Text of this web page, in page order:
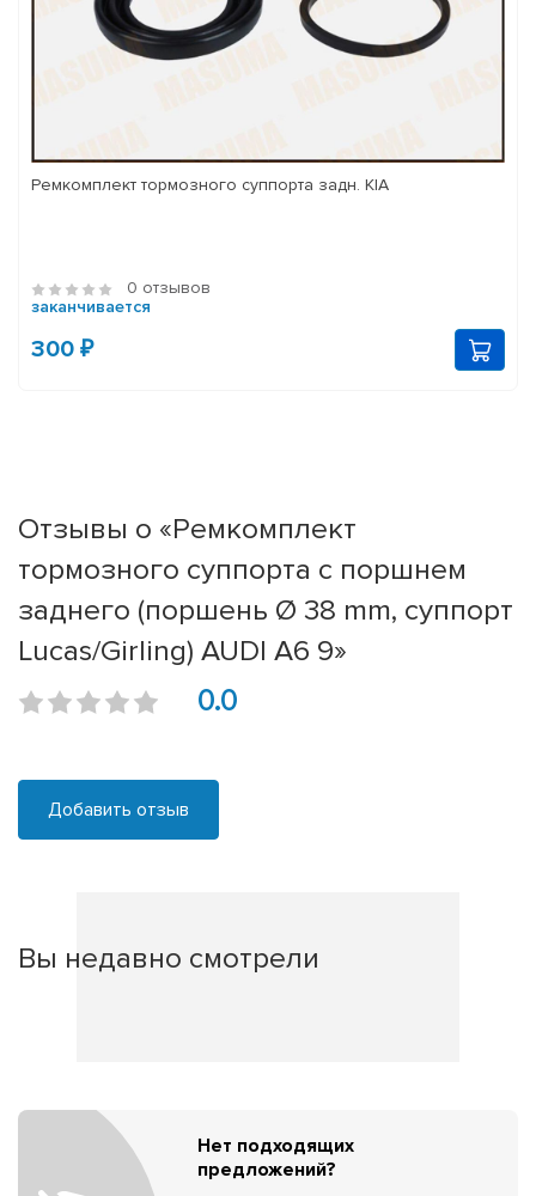
Ремкомплект тормозного суппорта задн. KIA
0 отзывов
заканчивается
300 ₽
Отзывы о «Ремкомплект
тормозного суппорта с поршнем
заднего (поршень Ø 38 mm, суппорт
Lucas/Girling) AUDI A6 9»
0.0
Добавить отзыв
Вы недавно смотрели
Нет подходящих
предложений?